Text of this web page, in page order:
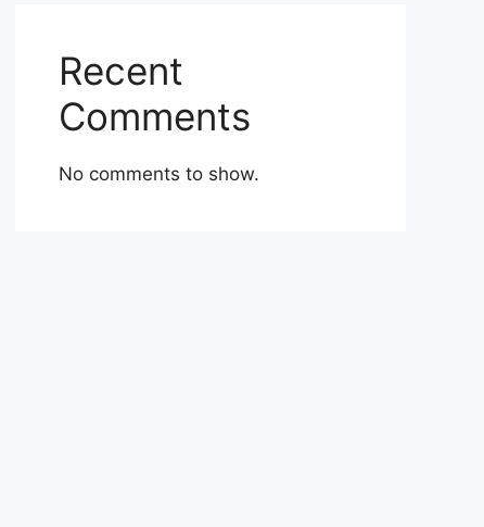
Recent
Comments
No comments to show.